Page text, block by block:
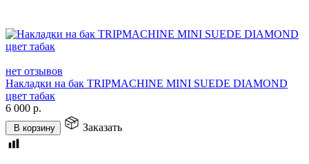
нет отзывов
Накладки на бак TRIPMACHINE MINI SUEDE DIAMOND
цвет табак
6 000 р.
В корзину Заказать